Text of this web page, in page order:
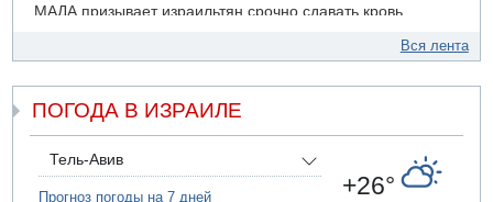
МАДА призывает израильтян срочно сдавать кровь
Бывший посол Израиля в ООН Гилад Эрдан объявит в
05.08.2026 13:49
05.08.2026 13:32
В России горят новые склады
Вся лента
ПОГОДА В ИЗРАИЛЕ
Тель-Авив
Прогноз погоды на 7 дней +26°